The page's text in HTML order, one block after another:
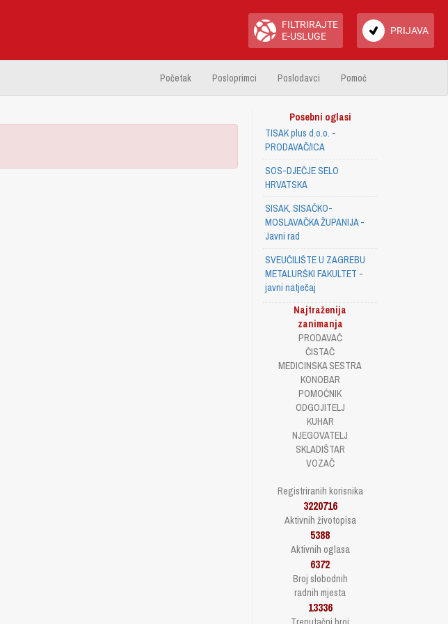
FILTRIRAJTE
E-USLUGE
PRIJAVA
Početak Posloprimci Poslodavci Pomoć
Posebni oglasi
TISAK plus d.o.o. -
PRODAVAČ/ICA
SOS-DJEČJE SELO
HRVATSKA
SISAK, SISAČKO-
MOSLAVAČKA ŽUPANIJA -
Javni rad
SVEUČILIŠTE U ZAGREBU
METALURŠKI FAKULTET -
javni natječaj
Najtraženija
zanimanja
PRODAVAČ
ČISTAČ
MEDICINSKA SESTRA
KONOBAR
POMOĆNIK
ODGOJITELJ
KUHAR
NJEGOVATELJ
SKLADIŠTAR
VOZAČ
Registriranih korisnika
3220716
Aktivnih životopisa
5388
Aktivnih oglasa
6372
Broj slobodnih
radnih mjesta
13336